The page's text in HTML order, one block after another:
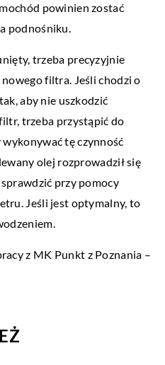
powinien zostać
podnośniku.
trzeba precyzyjnie
filtra. Jeśli chodzi o
aby nie uszkodzić
trzeba przystąpić do
tę czynność
olej rozprowadził się
przy pomocy
Jeśli jest optymalny, to
z MK Punkt z Poznania –